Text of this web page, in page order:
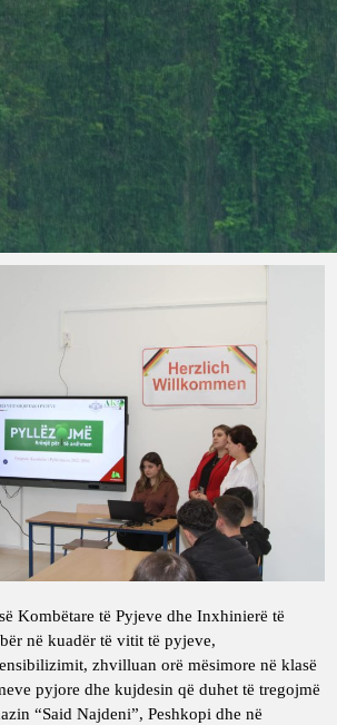
Kombëtare të Pyjeve dhe Inxhinierë të
në kuadër të vitit të pyjeve,
zhvilluan orë mësimore në klasë
pyjore dhe kujdesin që duhet të tregojmë
“Said Najdeni”, Peshkopi dhe në